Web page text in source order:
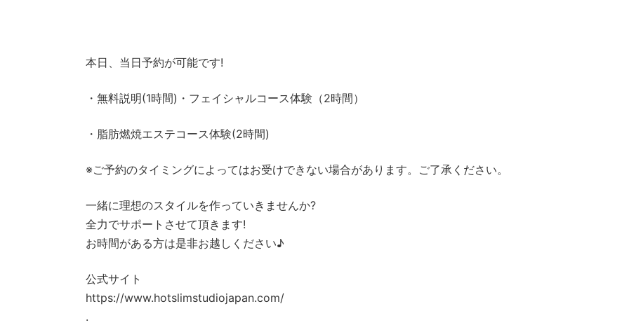
本日、当日予約が可能です!
・無料説明(1時間)・フェイシャルコース体験（2時間）
・脂肪燃焼エステコース体験(2時間)
※ご予約のタイミングによってはお受けできない場合があります。ご了承ください。
一緒に理想のスタイルを作っていきませんか?
全力でサポートさせて頂きます!
お時間がある方は是非お越しください♪
公式サイト
https://www.hotslimstudiojapan.com/
.